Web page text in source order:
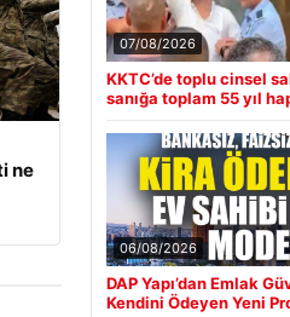
ne
07/08/2026
KKTC’de toplu cinsel
sanığa toplam 55 yıl
06/08/2026
DAP Yapı’dan Emlak
Kendini Ödeyen Yeni